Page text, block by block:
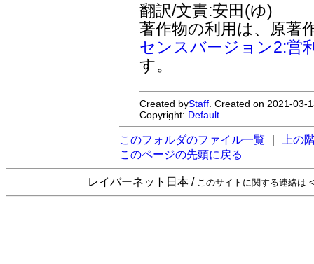
翻訳/文責:安田(ゆ)
著作物の利用は、原著
センスバージョン2:営
す。
Created byStaff . Created on 2021-
Copyright: Default
このフォルダのファイル一覧
上の
このページの先頭に戻る
レイバーネット日本 / このサイトに関する連絡は